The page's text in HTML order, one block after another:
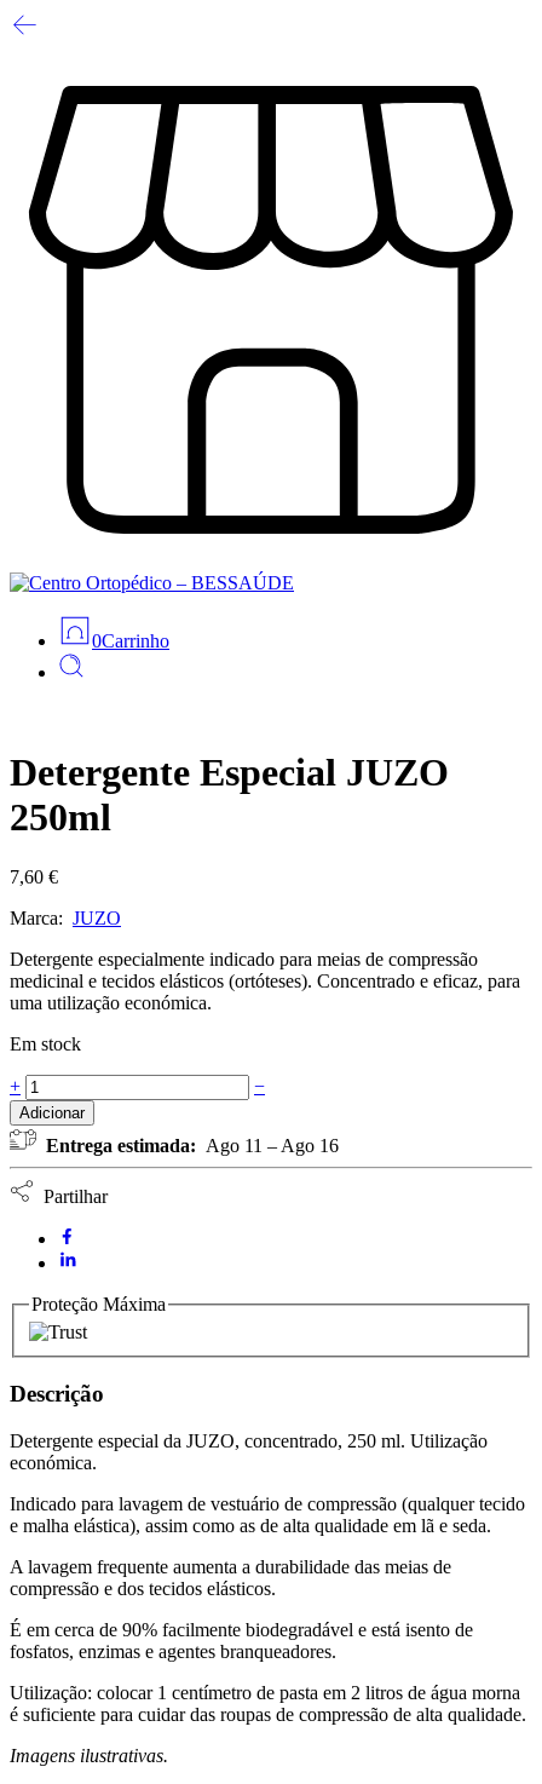
0Carrinho
Detergente Especial JUZO
250ml
7,60 €
Marca: JUZO
Detergente especialmente indicado para meias de compressão
medicinal e tecidos elásticos (ortóteses). Concentrado e eficaz, para
uma utilização económica.
Em stock
Detergente
Especial
JUZO
250ml
quantidade
+ −
Adicionar
Entrega estimada: Ago 11 – Ago 16
Partilhar
Proteção Máxima
Descrição
Detergente especial da JUZO, concentrado, 250 ml. Utilização
económica.
Indicado para lavagem de vestuário de compressão (qualquer tecido
e malha elástica), assim como as de alta qualidade em lã e seda.
A lavagem frequente aumenta a durabilidade das meias de
compressão e dos tecidos elásticos.
É em cerca de 90% facilmente biodegradável e está isento de
fosfatos, enzimas e agentes branqueadores.
Utilização: colocar 1 centímetro de pasta em 2 litros de água morna
é suficiente para cuidar das roupas de compressão de alta qualidade.
Imagens ilustrativas.